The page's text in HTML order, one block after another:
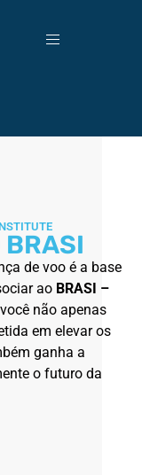
BRASI
de voo é a base
ao BRASI –
não apenas
em elevar os
ganha a
o futuro da